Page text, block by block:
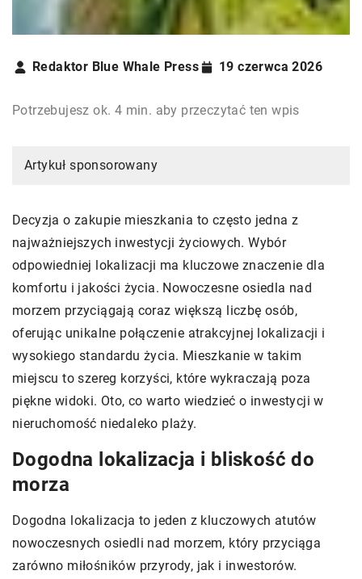
Redaktor Blue Whale Press 19 czerwca 2026
Potrzebujesz ok. 4 min. aby przeczytać ten wpis
Artykuł sponsorowany
Decyzja o zakupie mieszkania to często jedna z
najważniejszych inwestycji życiowych. Wybór
odpowiedniej lokalizacji ma kluczowe znaczenie dla
komfortu i jakości życia. Nowoczesne osiedla nad
morzem przyciągają coraz większą liczbę osób,
oferując unikalne połączenie atrakcyjnej lokalizacji i
wysokiego standardu życia. Mieszkanie w takim
miejscu to szereg korzyści, które wykraczają poza
piękne widoki. Oto, co warto wiedzieć o inwestycji w
nieruchomość niedaleko plaży.
Dogodna lokalizacja i bliskość do
morza
Dogodna lokalizacja to jeden z kluczowych atutów
nowoczesnych osiedli nad morzem, który przyciąga
zarówno miłośników przyrody, jak i inwestorów.